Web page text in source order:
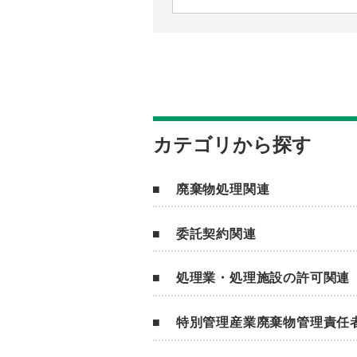
カテゴリから探す
廃棄物処理関連
委託契約関連
処理業・処理施設の許可関連
特別管理産業廃棄物管理責任